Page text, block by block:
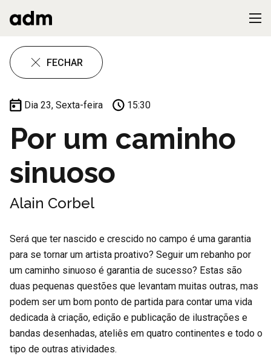
FECHAR
Dia 23, Sexta-feira 15:30
Por um caminho
sinuoso
Alain Corbel
Será que ter nascido e crescido no campo é uma garantia
para se tornar um artista proativo? Seguir um rebanho por
um caminho sinuoso é garantia de sucesso? Estas são
duas pequenas questões que levantam muitas outras, mas
podem ser um bom ponto de partida para contar uma vida
dedicada à criação, edição e publicação de ilustrações e
bandas desenhadas, ateliês em quatro continentes e todo o
tipo de outras atividades.